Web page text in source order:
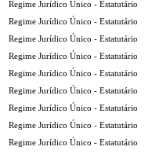
Regime Jurídico Único - Estatutário
Regime Jurídico Único - Estatutário
Regime Jurídico Único - Estatutário
Regime Jurídico Único - Estatutário
Regime Jurídico Único - Estatutário
Regime Jurídico Único - Estatutário
Regime Jurídico Único - Estatutário
Regime Jurídico Único - Estatutário
Regime Jurídico Único - Estatutário